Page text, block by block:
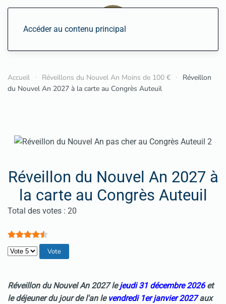
Accéder au contenu principal
Accueil Réveillons du Nouvel An Moins de 100 €
Réveillon
du Nouvel An 2027 à la carte au Congrès Auteuil
Réveillon du Nouvel An 2027 à
la carte au Congrès Auteuil
Vote utilisateur:4.5/
Total des votes : 20
Veuillez voter
Réveillon du Nouvel An2027 lejeudi 31 décembre 2026et
le déjeuner du jour de l'an le vendredi 1er janvier 2027aux